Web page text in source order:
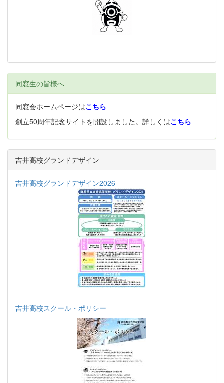
同窓生の皆様へ
同窓会ホームページはこちら
創立50周年記念サイトを開設しました。詳しくはこちら
吉井高校グランドデザイン
吉井高校グランドデザイン2026
吉井高校スクール・ポリシー